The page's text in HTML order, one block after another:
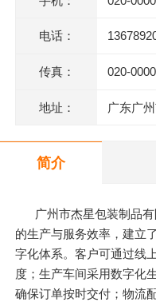
电话：
传真： 020-
地址： 广东广
简介
广州市杰星包装制品
的生产与服务效率，建立
字化体系。客户可通过线
度；生产车间采用数字化
确保订单按时交付；物流